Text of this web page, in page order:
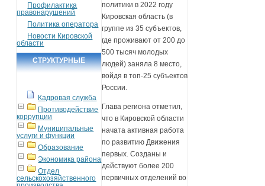
Профилактика
правонарушений
Политика оператора
Новости Кировской
области
СТРУКТУРНЫЕ
Кадровая служба
Противодействие
коррупции
Муниципальные
услуги и функции
Образование
Экономика района
Отдел
сельскохозяйственного
политики в 2022 году
Кировская область (в
группе из 35 субъектов,
где проживают от 200 до
500 тысяч молодых
людей) заняла 8 место,
войдя в топ-25 субъектов
России.
Глава региона отметил,
что в Кировской области
начата активная работа
по развитию Движения
первых. Созданы и
действуют более 200
первичных отделений во